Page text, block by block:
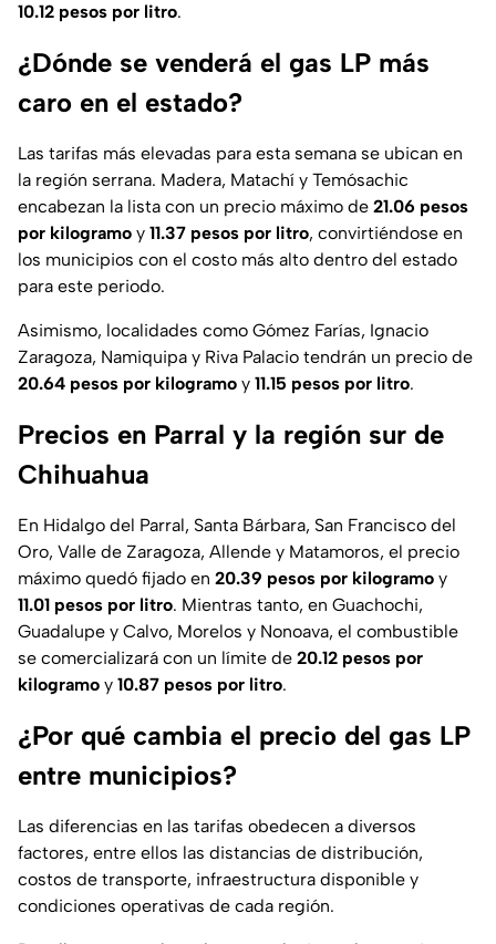
10.12 pesos por litro.
¿Dónde se venderá el gas LP más
caro en el estado?
Las tarifas más elevadas para esta semana se ubican en
la región serrana. Madera, Matachí y Temósachic
encabezan la lista con un precio máximo de 21.06 pesos
por kilogramo y 11.37 pesos por litro, convirtiéndose en
los municipios con el costo más alto dentro del estado
para este periodo.
Asimismo, localidades como Gómez Farías, Ignacio
Zaragoza, Namiquipa y Riva Palacio tendrán un precio de
20.64 pesos por kilogramo y 11.15 pesos por litro.
Precios en Parral y la región sur de
Chihuahua
En Hidalgo del Parral, Santa Bárbara, San Francisco del
Oro, Valle de Zaragoza, Allende y Matamoros, el precio
máximo quedó fijado en 20.39 pesos por kilogramo y
11.01 pesos por litro. Mientras tanto, en Guachochi,
Guadalupe y Calvo, Morelos y Nonoava, el combustible
se comercializará con un límite de 20.12 pesos por
kilogramo y 10.87 pesos por litro.
¿Por qué cambia el precio del gas LP
entre municipios?
Las diferencias en las tarifas obedecen a diversos
factores, entre ellos las distancias de distribución,
costos de transporte, infraestructura disponible y
condiciones operativas de cada región.